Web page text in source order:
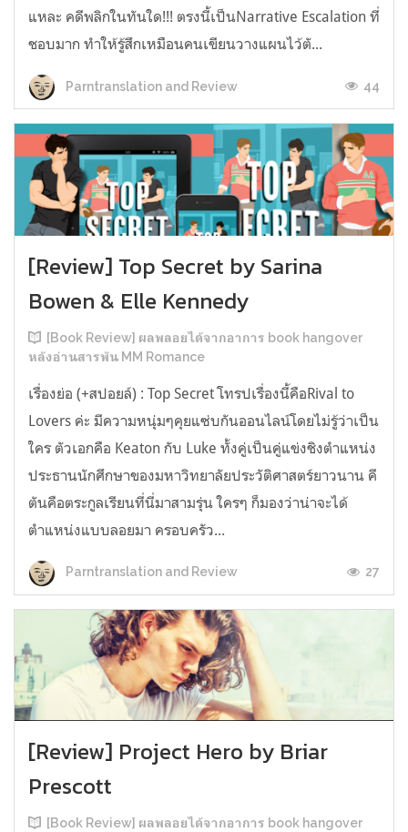
แหละ คดีพลิกในทันใด!!! ตรงนี้เป็นNarrative Escalation ที่
ชอบมาก ทำให้รู้สึกเหมือนคนเขียนวางแผนไว้ตั...
Parntranslation and Review 44
[Review] Top Secret by Sarina
Bowen & Elle Kennedy
[Book Review] ผลพลอยได้จากอาการ book hangover
หลังอ่านสารพัน MM Romance
เรื่องย่อ (+สปอยล์) : Top Secret โทรปเรื่องนี้คือRival to
Lovers ค่ะ มีความหนุ่มๆคุยแซ่บกันออนไลน์โดยไม่รู้ว่าเป็น
ใคร ตัวเอกคือ Keaton กับ Luke ทั้งคู่เป็นคู่แข่งชิงตำแหน่ง
ประธานนักศึกษาของมหาวิทยาลัยประวัติศาสตร์ยาวนาน คี
ตันคือตระกูลเรียนที่นี่มาสามรุ่น ใครๆ ก็มองว่าน่าจะได้
ตำแหน่งแบบลอยมา ครอบครัว...
Parntranslation and Review 27
[Review] Project Hero by Briar
Prescott
[Book Review] ผลพลอยได้จากอาการ book hangover